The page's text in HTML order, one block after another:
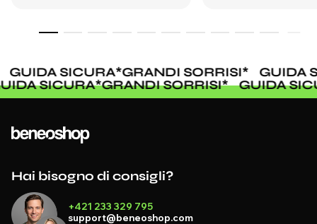
SICURA*GRANDI SORRISI*
GUIDA
GUIDA SICURA*GRANDI SORRISI* GUIDA
Hai bisogno di consigli?
+421 233 329 795
support@beneoshop.com